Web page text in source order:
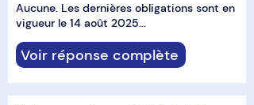
Aucune. Les dernières obligations sont en
vigueur le 14 août 2025...
Voir réponse complète